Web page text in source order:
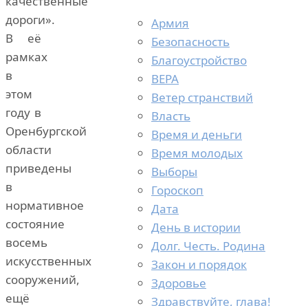
дороги».
В её
рамках
в
этом
году в
Оренбургской
области
приведены
в
нормативное
состояние
восемь
искусственных
сооружений,
ещё
Армия
Безопасность
Благоустройство
ВЕРА
Ветер странствий
Власть
Время и деньги
Время молодых
Выборы
Гороскоп
Дата
День в истории
Долг. Честь. Родина
Закон и порядок
Здоровье
Здравствуйте, глава!